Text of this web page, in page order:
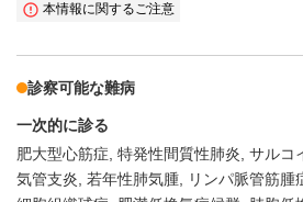
本情報に関するご注意
診察可能な難病
一次的に診る
肥大型心筋症 特発性間質性肺炎 サルコ
気管支炎 若年性肺気腫 リンパ脈管筋腫